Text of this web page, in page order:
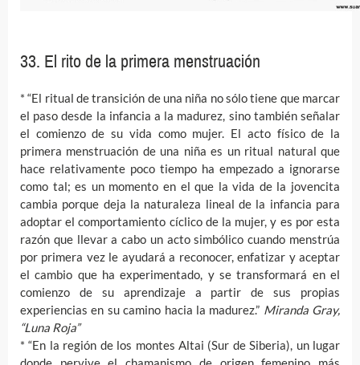
33. El rito de la primera menstruación
* “El ritual de transición de una niña no sólo tiene que marcar
el paso desde la infancia a la madurez, sino también señalar
el comienzo de su vida como mujer. El acto físico de la
primera menstruación de una niña es un ritual natural que
hace relativamente poco tiempo ha empezado a ignorarse
como tal; es un momento en el que la vida de la jovencita
cambia porque deja la naturaleza lineal de la infancia para
adoptar el comportamiento cíclico de la mujer, y es por esta
razón que llevar a cabo un acto simbólico cuando menstrúa
por primera vez le ayudará a reconocer, enfatizar y aceptar
el cambio que ha experimentado, y se transformará en el
comienzo de su aprendizaje a partir de sus propias
experiencias en su camino hacia la madurez.” Miranda Gray,
“Luna Roja”
* “En la región de los montes Altai (Sur de Siberia), un lugar